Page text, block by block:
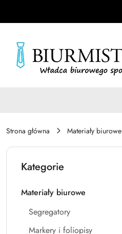
Strona główna Materiały biurowe
Kategorie
Materiały biurowe
Segregatory
Markery i foliopisy